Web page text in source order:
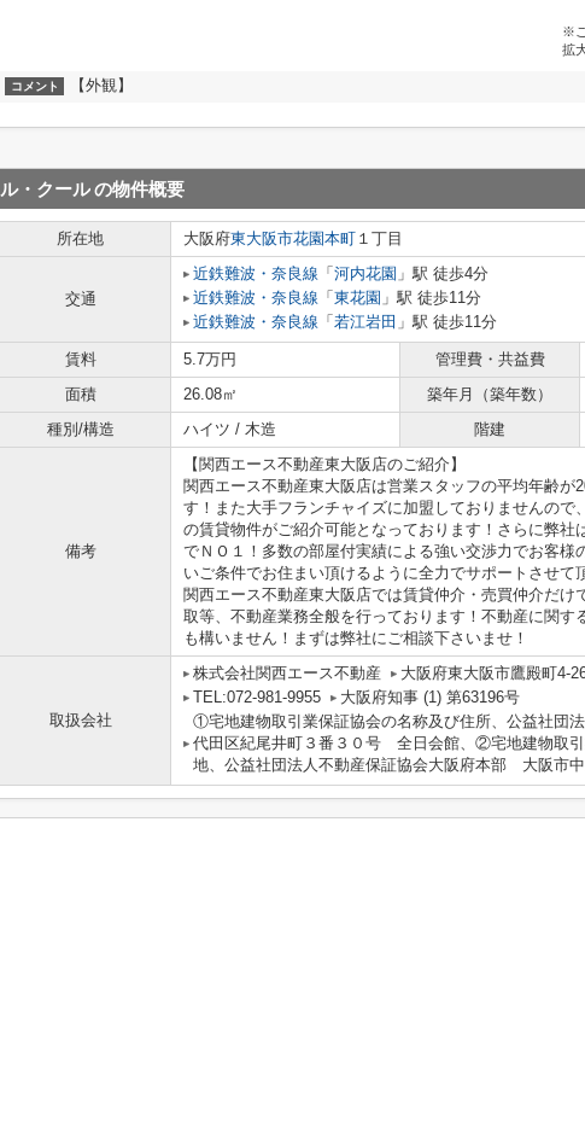
※
拡
コメント 【外観】
ル・クールの物件概要
所在地 大阪府東大阪市花園本町 １丁目
交通
近鉄難波・奈良線 「 河内花園 」駅 徒歩4分
近鉄難波・奈良線 「 東花園 」駅 徒歩11分
近鉄難波・奈良線 「 若江岩田 」駅 徒歩11分
賃料 5.7万円 管理費・共益費
面積
26.08㎡ 築年月（築年数）
種別/構造
ハイツ / 木造 階建
備考
【関西エース不動産東大阪店のご紹介】
関西エース不動産東大阪店は営業スタッフの平均年齢が
す！また大手フランチャイズに加盟しておりませんので
の賃貸物件がご紹介可能となっております！さらに弊社
でＮＯ１！多数の部屋付実績による強い交渉力でお客様
いご条件でお住まい頂けるように全力でサポートさせて
関西エース不動産東大阪店では賃貸仲介・売買仲介だけ
取等、不動産業務全般を行っております！不動産に関す
も構いません！まずは弊社にご相談下さいませ！
取扱会社
株式会社関西エース不動産
大阪府東大阪市鷹殿町4-
TEL:072-981-9955
大阪府知事 (1) 第63196号
①宅地建物取引業保証協会の名称及び住所、公益社団
代田区紀尾井町３番３０号 全日会館、②宅地建物取
地、公益社団法人不動産保証協会大阪府本部 大阪市